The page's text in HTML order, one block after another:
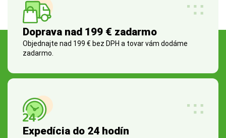
Doprava nad 199 € zadarmo
Objednajte nad 199 € bez DPH a tovar vám dodáme
zadarmo.
Expedícia do 24 hodín